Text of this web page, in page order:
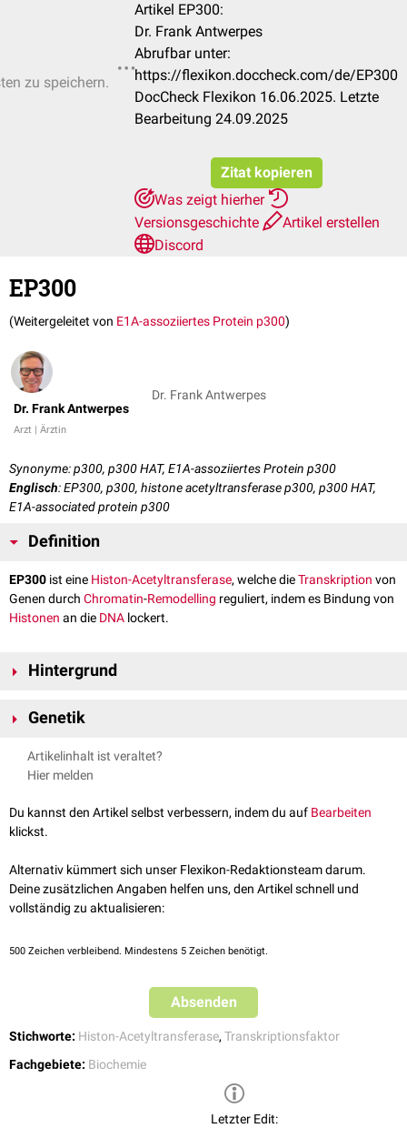
zu speichern.
Artikel EP300:
Dr. Frank Antwerpes
Abrufbar unter:
https://flexikon.doccheck.com/de/EP300
DocCheck Flexikon 16.06.2025. Letzte
Bearbeitung 24.09.2025
Zitat kopieren
Was zeigt hierher
Versionsgeschichte
Artikel erstellen
Discord
EP300
(Weitergeleitet von E1A-assoziiertes Protein p300)
Dr. Frank Antwerpes
Arzt | Ärztin
Dr. Frank Antwerpes
Synonyme: p300, p300 HAT, E1A-assoziiertes Protein p300
Englisch: EP300, p300, histone acetyltransferase p300, p300 HAT,
E1A-associated protein p300
Definition
EP300 ist eine Histon-Acetyltransferase, welche dieTranskription von
Genen durch Chromatin-Remodelling reguliert, indem es Bindung von
Histonen an die DNA lockert.
Hintergrund
wichtige Rolle bei der Regulation von
Krebszellen.
Genetik
Das EP300-Gen befindet sich beim Menschen auf dem langen Arm (q)
Chromosom 22
Chromosom 16
befindet.
Artikelinhalt ist veraltet?
Hier melden
Du kannst den Artikel selbst verbessern, indem du auf Bearbeiten
klickst.
Alternativ kümmert sich unser Flexikon-Redaktionsteam darum.
Deine zusätzlichen Angaben helfen uns, den Artikel schnell und
vollständig zu aktualisieren:
500 Zeichen verbleibend. Mindestens 5 Zeichen benötigt.
Absenden
Stichworte: Histon-Acetyltransferase, Transkriptionsfaktor
Fachgebiete: Biochemie
Letzter Edit: